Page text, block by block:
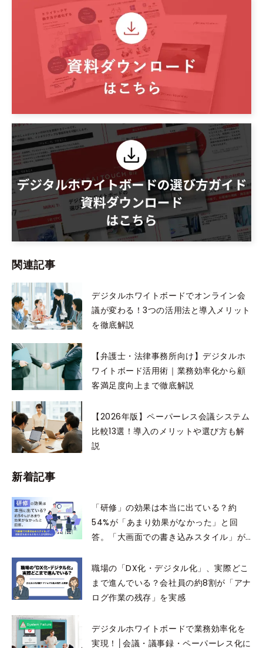
関連記事
デジタルホワイトボードでオンライン会
議が変わる！3つの活用法と導入メリット
を徹底解説
【弁護士・法律事務所向け】デジタルホ
ワイトボード活用術｜業務効率化から顧
客満足度向上まで徹底解説
【2026年版】ペーパーレス会議システム
比較13選！導入のメリットや選び方も解
説
新着記事
「研修」の効果は本当に出ている？約
54%が「あまり効果がなかった」と回
答。「大画面での書き込みスタイル」が
職場の「DX化・デジタル化」、実際どこ
まで進んでいる？会社員の約8割が「アナ
ログ作業の残存」を実感
デジタルホワイトボードで業務効率化を
実現！│会議・議事録・ペーパーレス化に